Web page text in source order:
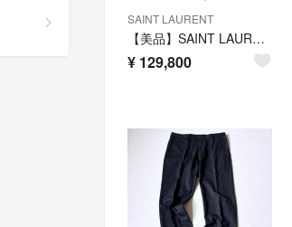
SAINT LAURENT
【美品】SAINT LAURENT PARIS サンローランパリ セットアップ タキシード サイズ 44/42 メンズ 2022年製 シルク100% ジャケット スラックス ハンガーx2/ガーメント付属 アイボリー イタリア製
¥ 129,800